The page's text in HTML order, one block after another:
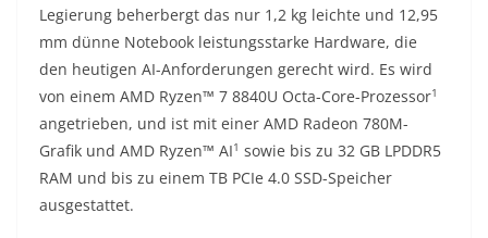
Legierung beherbergt das nur 1,2 kg leichte und 12,95
mm dünne Notebook leistungsstarke Hardware, die
den heutigen AI-Anforderungen gerecht wird. Es wird
von einem AMD Ryzen™ 7 8840U Octa-Core-Prozessor1
angetrieben, und ist mit einer AMD Radeon 780M-
Grafik und AMD Ryzen™ AI1 sowie bis zu 32 GB LPDDR5
RAM und bis zu einem TB PCIe 4.0 SSD-Speicher
ausgestattet.